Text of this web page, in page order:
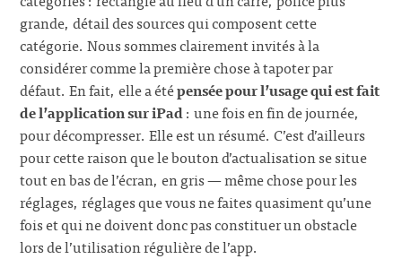
grande, détail des sources qui composent cette
catégorie. Nous sommes clairement invités à la
considérer comme la première chose à tapoter par
défaut. En fait, elle a étépensée pour l’usage qui est fait
de l’application sur iPad: une fois en fin de journée,
pour décompresser. Elle est un résumé. C’est d’ailleurs
pour cette raison que le bouton d’actualisation se situe
tout en bas de l’écran, en gris — même chose pour les
réglages, réglages que vous ne faites quasiment qu’une
fois et qui ne doivent donc pas constituer un obstacle
lors de l’utilisation régulière de l’app.